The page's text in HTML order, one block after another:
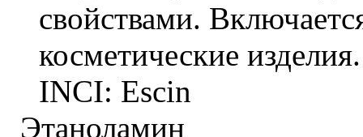
свойствами.
косметические изделия.
INCI: Escin
Этаноламин